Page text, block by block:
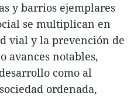
y barrios ejemplares
se multiplican en
vial y la prevención de
avances notables,
como al
ordenada,